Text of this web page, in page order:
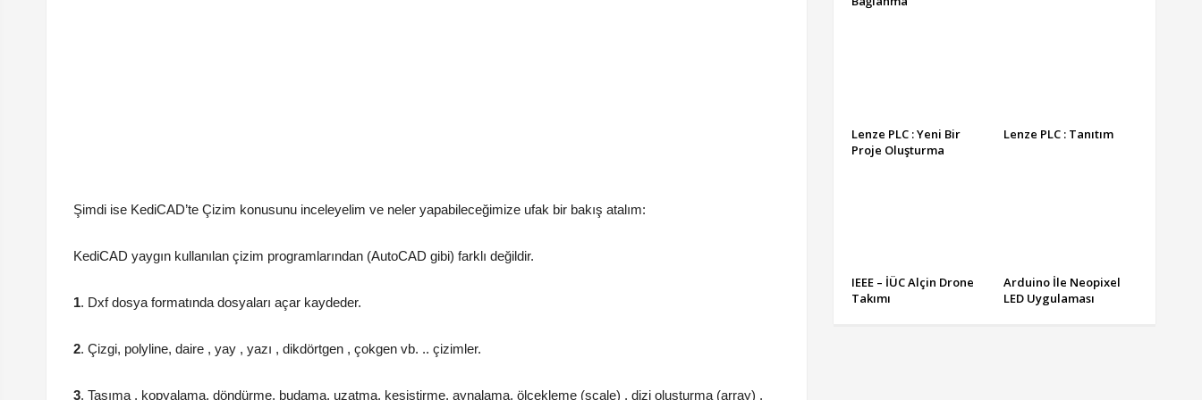
Şimdi ise KediCAD’te Çizim konusunu inceleyelim ve neler yapabileceğimize ufak bir bakış atalım:
KediCAD yaygın kullanılan çizim programlarından (AutoCAD gibi) farklı değildir.
1. Dxf dosya formatında dosyaları açar kaydeder.
2. Çizgi, polyline, daire , yay , yazı , dikdörtgen , çokgen vb. .. çizimler.
3. Taşıma , kopyalama, döndürme, budama, uzatma, kesiştirme, aynalama, ölçekleme (scale) , dizi oluşturma (array) ,
Lenze PLC : Yeni Bir
Proje Oluşturma
Lenze PLC : Tanıtım
IEEE – İÜC Alçin Drone
Takımı
Arduino İle Neopixel
LED Uygulaması